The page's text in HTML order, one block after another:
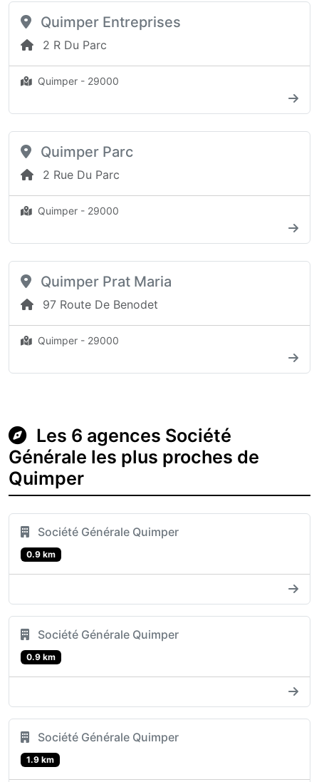
Quimper Entreprises
2 R Du Parc
Quimper - 29000
Quimper Parc
2 Rue Du Parc
Quimper - 29000
Quimper Prat Maria
97 Route De Benodet
Quimper - 29000
Les 6 agences Société
Générale les plus proches de
Quimper
Société Générale Quimper
0.9 km
Société Générale Quimper
0.9 km
Société Générale Quimper
1.9 km